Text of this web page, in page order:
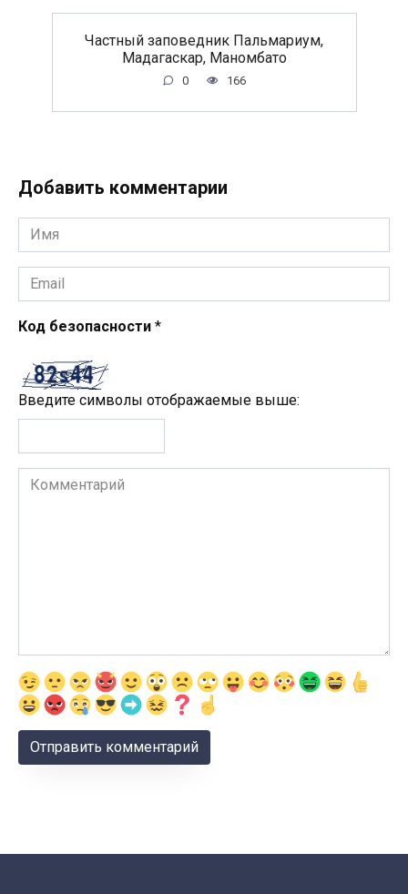
Частный заповедник Пальмариум,
Мадагаскар, Маномбато
0 166
Добавить комментарии
Имя
*
Email
*
Код безопасности *
Введите символы отображаемые выше:
Комментарий